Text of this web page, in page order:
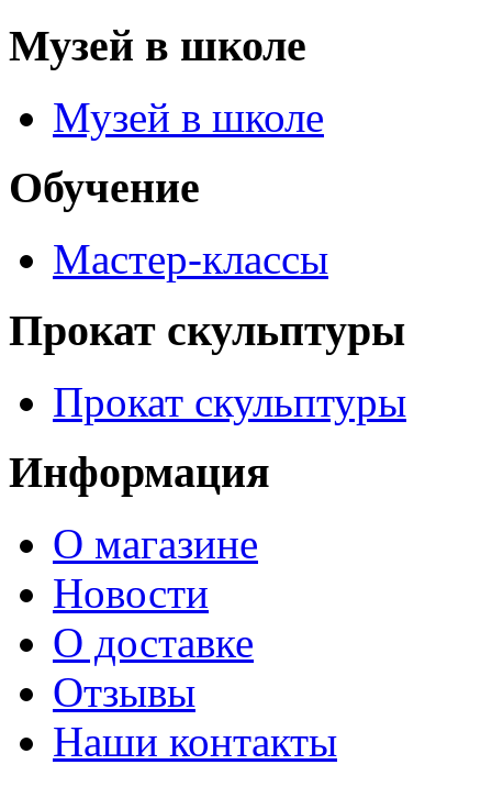
Музей в школе
Музей в школе
Обучение
Мастер-классы
Прокат скульптуры
Прокат скульптуры
Информация
О магазине
Новости
О доставке
Отзывы
Наши контакты